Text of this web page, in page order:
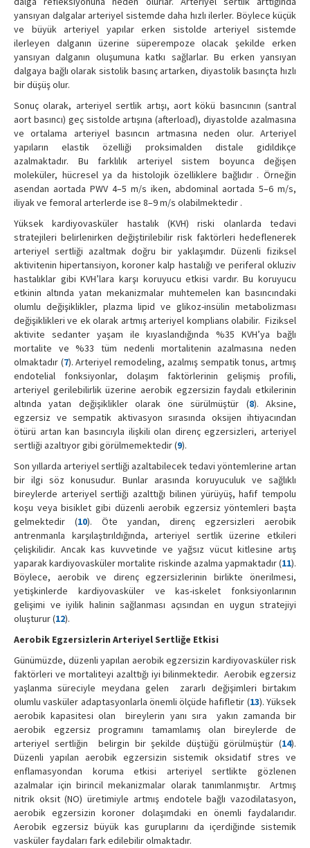
yansıyan dalgalar arteriyel sistemde daha hızlı ilerler. Böylece küçük
ve büyük arteriyel yapılar erken sistolde arteriyel sistemde
ilerleyen dalganın üzerine süperempoze olacak şekilde erken
yansıyan dalganın oluşumuna katkı sağlarlar. Bu erken yansıyan
dalgaya bağlı olarak sistolik basınç artarken, diyastolik basınçta hızlı
bir düşüş olur.
Sonuç olarak, arteriyel sertlik artışı, aort kökü basıncının (santral
aort basıncı) geç sistolde artışına (afterload), diyastolde azalmasına
ve ortalama arteriyel basıncın artmasına neden olur. Arteriyel
yapıların elastik özelliği proksimalden distale gidildikçe
azalmaktadır. Bu farklılık arteriyel sistem boyunca değişen
moleküler, hücresel ya da histolojik özelliklere bağlıdır . Örneğin
asendan aortada PWV 4–5 m/s iken, abdominal aortada 5–6 m/s,
iliyak ve femoral arterlerde ise 8–9 m/s olabilmektedir .
Yüksek kardiyovasküler hastalık (KVH) riski olanlarda tedavi
stratejileri belirlenirken değiştirilebilir risk faktörleri hedeflenerek
arteriyel sertliği azaltmak doğru bir yaklaşımdır. Düzenli fiziksel
aktivitenin hipertansiyon, koroner kalp hastalığı ve periferal okluziv
hastalıklar gibi KVH’lara karşı koruyucu etkisi vardır. Bu koruyucu
etkinin altında yatan mekanizmalar muhtemelen kan basıncındaki
olumlu değişiklikler, plazma lipid ve glikoz-insülin metabolizması
değişiklikleri ve ek olarak artmış arteriyel komplians olabilir. Fiziksel
aktivite sedanter yaşam ile kıyaslandığında %35 KVH’ya bağlı
mortalite ve %33 tüm nedenli mortalitenin azalmasına neden
olmaktadır (7). Arteriyel remodeling, azalmış sempatik tonus, artmış
endotelial fonksiyonlar, dolaşım faktörlerinin gelişmiş profili,
arteriyel gerilebilirlik üzerine aerobik egzersizin faydalı etkilerinin
altında yatan değişiklikler olarak öne sürülmüştür (8). Aksine,
egzersiz ve sempatik aktivasyon sırasında oksijen ihtiyacından
ötürü artan kan basıncıyla ilişkili olan direnç egzersizleri, arteriyel
sertliği azaltıyor gibi görülmemektedir (9).
Son yıllarda arteriyel sertliği azaltabilecek tedavi yöntemlerine artan
bir ilgi söz konusudur. Bunlar arasında koruyuculuk ve sağlıklı
bireylerde arteriyel sertliği azalttığı bilinen yürüyüş, hafif tempolu
koşu veya bisiklet gibi düzenli aerobik egzersiz yöntemleri başta
gelmektedir (10). Öte yandan, direnç egzersizleri aerobik
antrenmanla karşılaştırıldığında, arteriyel sertlik üzerine etkileri
çelişkilidir. Ancak kas kuvvetinde ve yağsız vücut kitlesine artış
yaparak kardiyovasküler mortalite riskinde azalma yapmaktadır (11).
Böylece, aerobik ve direnç egzersizlerinin birlikte önerilmesi,
yetişkinlerde kardiyovasküler ve kas-iskelet fonksiyonlarının
gelişimi ve iyilik halinin sağlanması açısından en uygun stratejiyi
oluşturur (12).
Aerobik Egzersizlerin Arteriyel Sertliğe Etkisi
Günümüzde, düzenli yapılan aerobik egzersizin kardiyovasküler risk
faktörleri ve mortaliteyi azalttığı iyi bilinmektedir. Aerobik egzersiz
yaşlanma süreciyle meydana gelen zararlı değişimleri birtakım
olumlu vasküler adaptasyonlarla önemli ölçüde hafifletir (13). Yüksek
aerobik kapasitesi olan bireylerin yanı sıra yakın zamanda bir
aerobik egzersiz programını tamamlamış olan bireylerde de
arteriyel sertliğin belirgin bir şekilde düştüğü görülmüştür (14).
Düzenli yapılan aerobik egzersizin sistemik oksidatif stres ve
enflamasyondan koruma etkisi arteriyel sertlikte gözlenen
azalmalar için birincil mekanizmalar olarak tanımlanmıştır. Artmış
nitrik oksit (NO) üretimiyle artmış endotele bağlı vazodilatasyon,
aerobik egzersizin koroner dolaşımdaki en önemli faydalarıdır.
Aerobik egzersiz büyük kas guruplarını da içerdiğinde sistemik
vasküler faydaları fark edilebilir olmaktadır.